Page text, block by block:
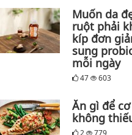
Muốn da
ruột phải
kíp đơn
sung
mỗi ngày
47 603
Ăn gì để
không